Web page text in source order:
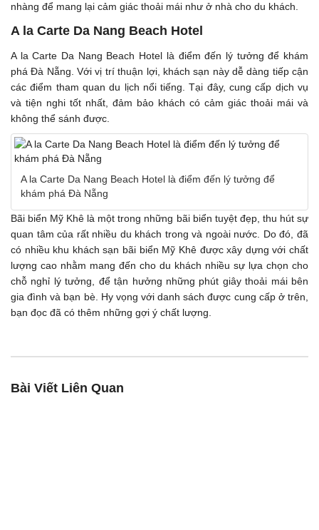
nhàng để mang lại cảm giác thoải mái như ở nhà cho du khách.
A la Carte Da Nang Beach Hotel
A la Carte Da Nang Beach Hotel là điểm đến lý tưởng để khám
phá Đà Nẵng. Với vị trí thuận lợi, khách sạn này dễ dàng tiếp cận
các điểm tham quan du lịch nổi tiếng. Tại đây, cung cấp dịch vụ
và tiện nghi tốt nhất, đảm bảo khách có cảm giác thoải mái và
không thể sánh được.
A la Carte Da Nang Beach Hotel là điểm đến lý tưởng để
khám phá Đà Nẵng
Bãi biển Mỹ Khê là một trong những bãi biển tuyệt đẹp, thu hút sự
quan tâm của rất nhiều du khách trong và ngoài nước. Do đó, đã
có nhiều khu khách sạn bãi biển Mỹ Khê được xây dựng với chất
lượng cao nhằm mang đến cho du khách nhiều sự lựa chọn cho
chỗ nghỉ lý tưởng, để tận hưởng những phút giây thoải mái bên
gia đình và bạn bè. Hy vọng với danh sách được cung cấp ở trên,
bạn đọc đã có thêm những gợi ý chất lượng.
Bài Viết Liên Quan